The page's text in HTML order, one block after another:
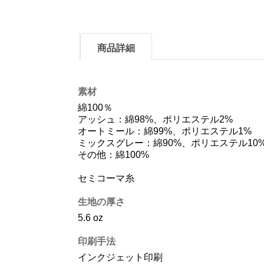
商品詳細
素材
綿100％
アッシュ：綿98%、ポリエステル2%
オートミール：綿99%、ポリエステル1%
ミックスグレー：綿90%、ポリエステル
その他：綿100%
セミコーマ糸
生地の厚さ
5.6 oz
印刷手法
インクジェット印刷